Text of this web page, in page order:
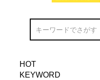
HOT
KEYWORD